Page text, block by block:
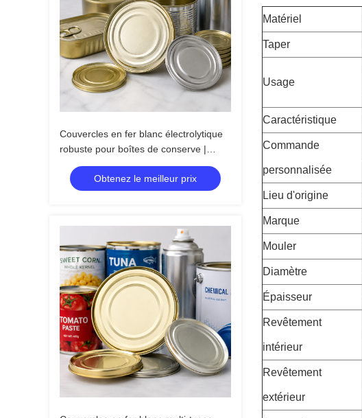
Couvercles en fer blanc électrolytique
robuste pour boîtes de conserve |
Résistant à la corrosion
Obtenez le meilleur prix
Matériel
Taper
Usage
Caractéristique
Commande
personnalisée
Lieu d'origine
Marque
Mouler
Diamètre
Épaisseur
Revêtement
intérieur
Revêtement
extérieur